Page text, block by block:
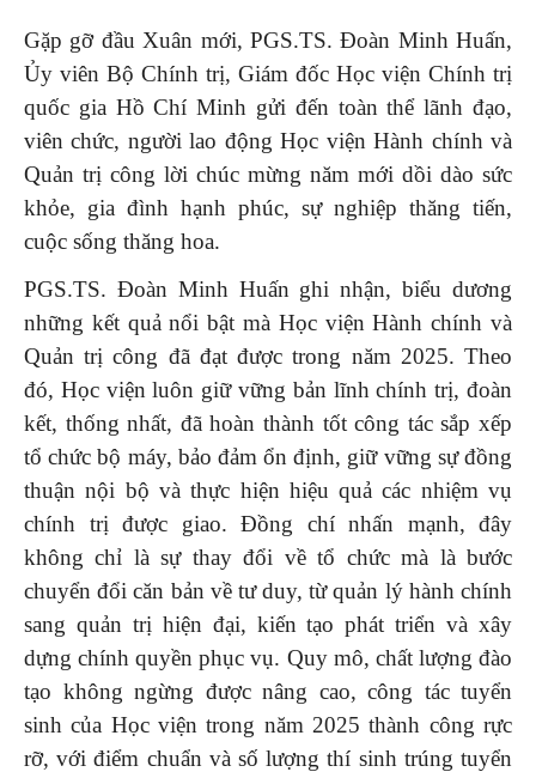
Gặp gỡ đầu Xuân mới, PGS.TS. Đoàn Minh Huấn,
Ủy viên Bộ Chính trị, Giám đốc Học viện Chính trị
quốc gia Hồ Chí Minh gửi đến toàn thể lãnh đạo,
viên chức, người lao động Học viện Hành chính và
Quản trị công lời chúc mừng năm mới dồi dào sức
khỏe, gia đình hạnh phúc, sự nghiệp thăng tiến,
cuộc sống thăng hoa.
PGS.TS. Đoàn Minh Huấn ghi nhận, biểu dương
những kết quả nổi bật mà Học viện Hành chính và
Quản trị công đã đạt được trong năm 2025. Theo
đó, Học viện luôn giữ vững bản lĩnh chính trị, đoàn
kết, thống nhất, đã hoàn thành tốt công tác sắp xếp
tổ chức bộ máy, bảo đảm ổn định, giữ vững sự đồng
thuận nội bộ và thực hiện hiệu quả các nhiệm vụ
chính trị được giao. Đồng chí nhấn mạnh, đây
không chỉ là sự thay đổi về tổ chức mà là bước
chuyển đổi căn bản về tư duy, từ quản lý hành chính
sang quản trị hiện đại, kiến tạo phát triển và xây
dựng chính quyền phục vụ. Quy mô, chất lượng đào
tạo không ngừng được nâng cao, công tác tuyển
sinh của Học viện trong năm 2025 thành công rực
rỡ, với điểm chuẩn và số lượng thí sinh trúng tuyển